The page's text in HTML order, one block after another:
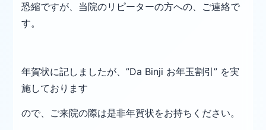
恐縮ですが、当院のリピーターの方への、ご連絡で
す。
年賀状に記しましたが、”Da Binji お年玉割引” を実
施しており ます
ので、ご来院の際は是非年賀状をお持ちください。